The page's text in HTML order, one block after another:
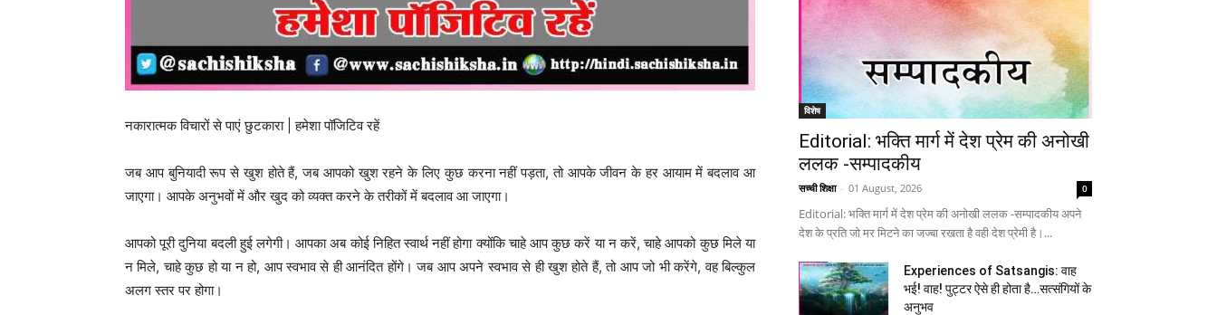
नकारात्मक विचारों से पाएं छुटकारा | हमेशा पॉजिटिव रहें
जब आप बुनियादी रूप से खुश होते हैं, जब आपको खुश रहने के लिए कुछ करना नहीं पड़ता, तो आपके जीवन के हर आयाम में बदलाव आ
जाएगा। आपके अनुभवों में और खुद को व्यक्त करने के तरीकों में बदलाव आ जाएगा।
आपको पूरी दुनिया बदली हुई लगेगी। आपका अब कोई निहित स्वार्थ नहीं होगा क्योंकि चाहे आप कुछ करें या न करें, चाहे आपको कुछ मिले या
न मिले, चाहे कुछ हो या न हो, आप स्वभाव से ही आनंदित होंगे। जब आप अपने स्वभाव से ही खुश होते हैं, तो आप जो भी करेंगे, वह बिल्कुल
अलग स्तर पर होगा।
विशेष
Editorial: भक्ति मार्ग में देश प्रेम की अनोखी
ललक -सम्पादकीय
सच्ची शिक्षा - 01 August, 2026 0
Editorial: भक्ति मार्ग में देश प्रेम की अनोखी ललक -सम्पादकीय अपने
देश के प्रति जो मर मिटने का जज्बा रखता है वही देश प्रेमी है।...
Experiences of Satsangis: वाह
भई! वाह! पुट्टर ऐसे ही होता है…सत्संगियों के
अनुभव